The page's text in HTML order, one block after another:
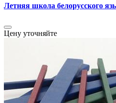
Летняя школа белорусского
Цену уточняйте